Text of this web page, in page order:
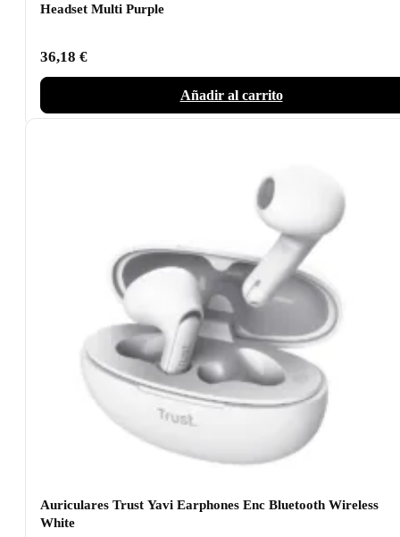
Headset Multi Purple
36,18 €
Añadir al carrito
Auriculares Trust Yavi Earphones Enc Bluetooth Wireless
White